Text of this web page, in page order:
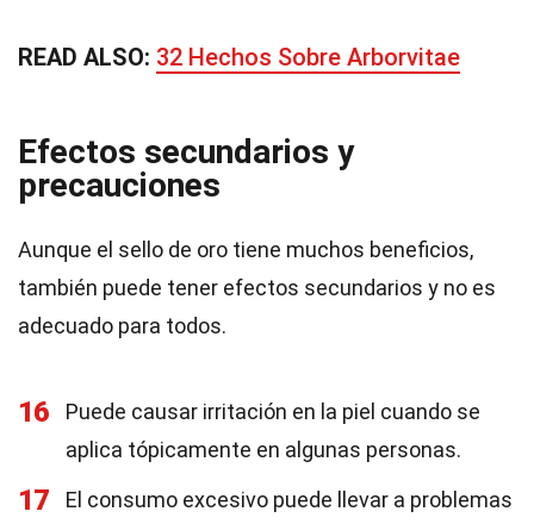
READ ALSO: 32 Hechos Sobre Arborvitae
Efectos secundarios y
precauciones
Aunque el sello de oro tiene muchos beneficios,
también puede tener efectos secundarios y no es
adecuado para todos.
16
Puede causar irritación en la piel cuando se
aplica tópicamente en algunas personas.
17
El consumo excesivo puede llevar a problemas